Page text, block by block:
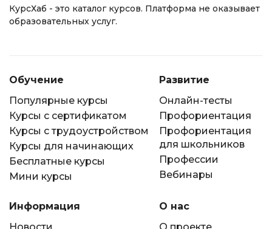
КурсХаб - это каталог курсов. Платформа не оказывает
образовательных услуг.
Обучение
Популярные курсы
Курсы с сертификатом
Курсы с трудоустройством
Курсы для начинающих
Бесплатные курсы
Мини курсы
Развитие
Онлайн-тесты
Профориентация
Профориентация
для школьников
Профессии
Вебинары
Информация
О нас